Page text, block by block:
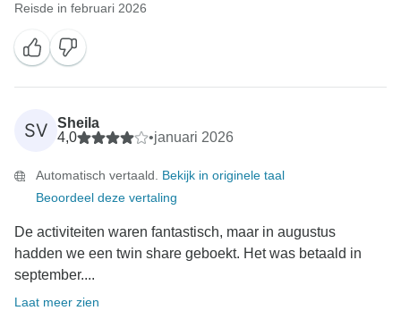
Reisde in februari 2026
SV
Sheila
4,0
•januari 2026
Automatisch vertaald. Bekijk in originele taal
Beoordeel deze vertaling
De activiteiten waren fantastisch, maar in augustus
hadden we een twin share geboekt. Het was betaald in
september....
Laat meer zien